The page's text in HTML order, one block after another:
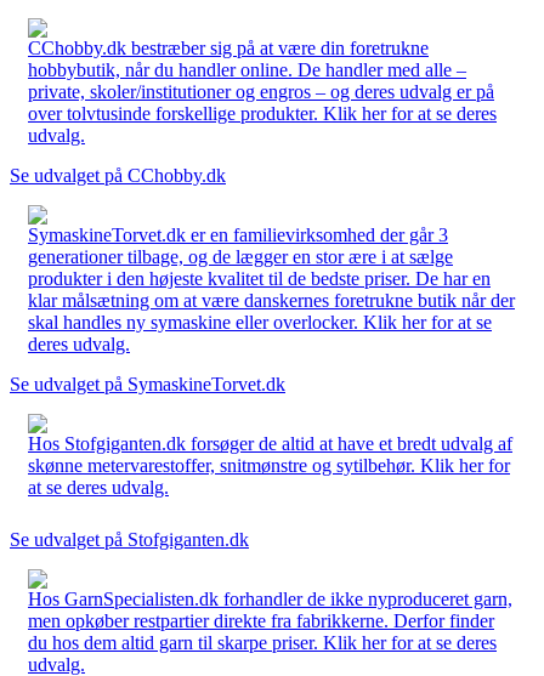
CChobby.dk bestræber sig på at være din foretrukne
hobbybutik, når du handler online. De handler med alle –
private, skoler/institutioner og engros – og deres udvalg er på
over tolvtusinde forskellige produkter. Klik her for at se deres
udvalg.
Se udvalget på CChobby.dk
SymaskineTorvet.dk er en familievirksomhed der går 3
generationer tilbage, og de lægger en stor ære i at sælge
produkter i den højeste kvalitet til de bedste priser. De har en
klar målsætning om at være danskernes foretrukne butik når der
skal handles ny symaskine eller overlocker. Klik her for at se
deres udvalg.
Se udvalget på SymaskineTorvet.dk
Hos Stofgiganten.dk forsøger de altid at have et bredt udvalg af
skønne metervarestoffer, snitmønstre og sytilbehør. Klik her for
at se deres udvalg.
Se udvalget på Stofgiganten.dk
Hos GarnSpecialisten.dk forhandler de ikke nyproduceret garn,
men opkøber restpartier direkte fra fabrikkerne. Derfor finder
du hos dem altid garn til skarpe priser. Klik her for at se deres
udvalg.